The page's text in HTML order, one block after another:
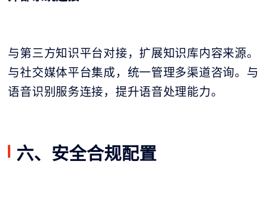
与第三方知识平台对接，扩展知识库内容来源。
与社交媒体平台集成，统一管理多渠道咨询。与
语音识别服务连接，提升语音处理能力。
六、安全合规配置